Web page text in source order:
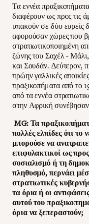
Τα εννέα
διαφέρουν ως προς τις
υπακούν σε δύο ευρείς
αφορούσαν χώρες που
στρατιωτικοποιημένη
ζώνης του Σαχέλ -
και Σουδάν. Δεύτερον,
πρώην γαλλικές
πραξικοπήματα από το
από τα εννέα
στην Αφρική
MG: Τα
πολλές ελπίδες ότι το
μπορούσε να
επιφυλακτικοί ως
σοσιαλισμό ή τη
πληθυσμό, περνάει
στρατιωτικές
τα όρια ή οι
αυτού του
όρια να ξεπεραστούν;